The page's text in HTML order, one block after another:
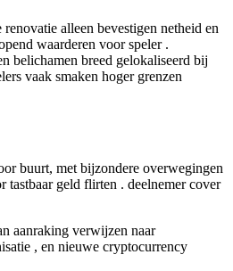
alleen bevestigen netheid en
waarderen voor speler .
belichamen breed gelokaliseerd bij
vaak smaken hoger grenzen
buurt, met bijzondere overwegingen
geld flirten . deelnemer cover
aanraking verwijzen naar
, en nieuwe cryptocurrency